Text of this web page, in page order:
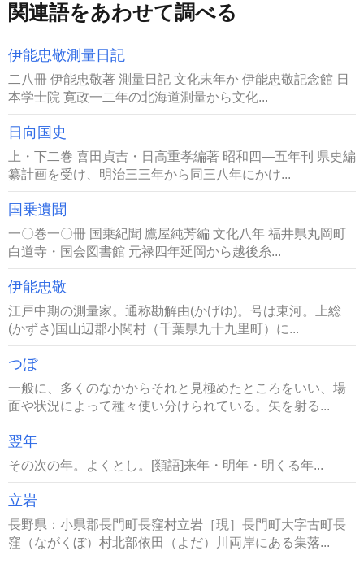
関連語をあわせて調べる
伊能忠敬測量日記
二八冊 伊能忠敬著 測量日記 文化末年か 伊能忠敬記念館 日
本学士院 寛政一二年の北海道測量から文化...
日向国史
上・下二巻 喜田貞吉・日高重孝編著 昭和四―五年刊 県史編
纂計画を受け、明治三三年から同三八年にかけ...
国乗遺聞
一〇巻一〇冊 国乗紀聞 鷹屋純芳編 文化八年 福井県丸岡町
白道寺・国会図書館 元禄四年延岡から越後糸...
伊能忠敬
江戸中期の測量家。通称勘解由(かげゆ)。号は東河。上総
(かずさ)国山辺郡小関村（千葉県九十九里町）に...
つぼ
一般に、多くのなかからそれと見極めたところをいい、場
面や状況によって種々使い分けられている。矢を射る...
翌年
その次の年。よくとし。[類語]来年・明年・明くる年...
立岩
長野県：小県郡長門町長窪村立岩［現］長門町大字古町長
窪（ながくぼ）村北部依田（よだ）川両岸にある集落...